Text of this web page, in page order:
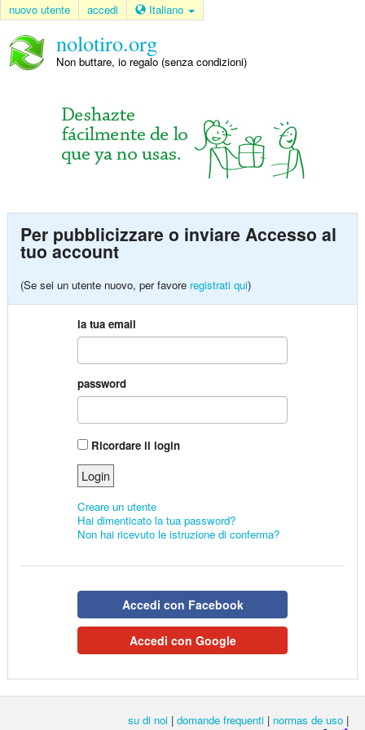
nuovo utente accedi Italiano
nolotiro.org
Non buttare, io regalo (senza condizioni)
Per pubblicizzare o inviare Accesso al
tuo account
(Se sei un utente nuovo, per favore registrati qui)
la tua email
password
Ricordare il login
Creare un utente
Hai dimenticato la tua password?
Non hai ricevuto le istruzione di conferma?
Accedi con Facebook
Accedi con Google
su di noi | domande frequenti | normas de uso |